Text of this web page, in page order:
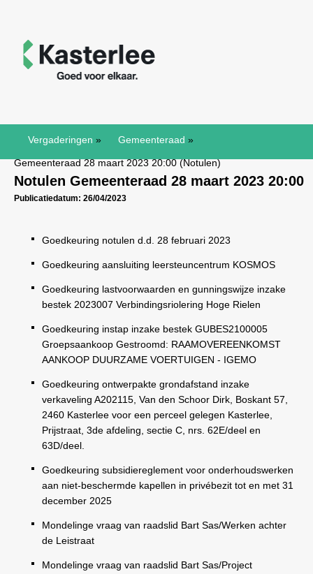
Vergaderingen » Gemeenteraad »
Gemeenteraad 28 maart 2023 20:00 (Notulen)
Notulen Gemeenteraad 28 maart 2023 20:00
Publicatiedatum: 26/04/2023
Goedkeuring notulen d.d. 28 februari 2023
Goedkeuring aansluiting leersteuncentrum KOSMOS
Goedkeuring lastvoorwaarden en gunningswijze inzake
bestek 2023007 Verbindingsriolering Hoge Rielen
Goedkeuring instap inzake bestek GUBES2100005
Groepsaankoop Gestroomd: RAAMOVEREENKOMST
AANKOOP DUURZAME VOERTUIGEN - IGEMO
Goedkeuring ontwerpakte grondafstand inzake
verkaveling A202115, Van den Schoor Dirk, Boskant 57,
2460 Kasterlee voor een perceel gelegen Kasterlee,
Prijstraat, 3de afdeling, sectie C, nrs. 62E/deel en
63D/deel.
Goedkeuring subsidiereglement voor onderhoudswerken
aan niet-beschermde kapellen in privébezit tot en met 31
december 2025
Mondelinge vraag van raadslid Bart Sas/Werken achter
de Leistraat
Mondelinge vraag van raadslid Bart Sas/Project